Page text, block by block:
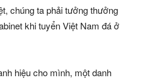
chúng ta phải tưởng thưởng
khi tuyển Việt Nam đá ở
hiệu cho mình, một danh